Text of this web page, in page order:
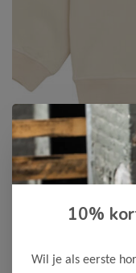
Daily7 -50%
19,98 39,95
10%
Wil je als eerste